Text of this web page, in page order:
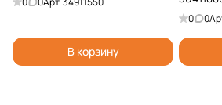
и
В корзину
0 0